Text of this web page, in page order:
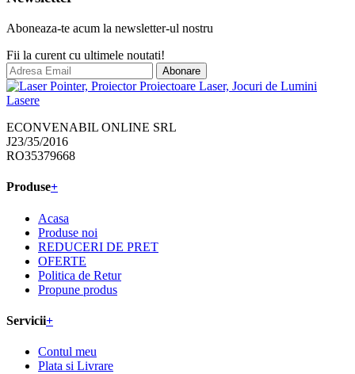
Aboneaza-te acum la newsletter-ul nostru
Fii la curent cu ultimele noutati!
Abonare
ECONVENABIL ONLINE SRL
J23/35/2016
RO35379668
Produse+
Acasa
Produse noi
REDUCERI DE PRET
OFERTE
Politica de Retur
Propune produs
Servicii+
Contul meu
Plata si Livrare